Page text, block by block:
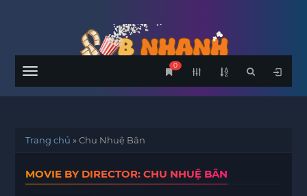
Menu
0
Trang chủ »Chu Nhuệ Bân
MOVIE BY DIRECTOR: CHU NHUỆ BÂN